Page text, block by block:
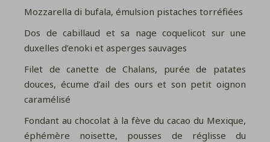
Mozzarella di bufala, émulsion pistaches torréfiées
Dos de cabillaud et sa nage coquelicot sur une
duxelles d’enoki et asperges sauvages
Filet de canette de Chalans, purée de patates
douces, écume d’ail des ours et son petit oignon
caramélisé
Fondant au chocolat à la fève du cacao du Mexique,
éphémère noisette, pousses de réglisse du